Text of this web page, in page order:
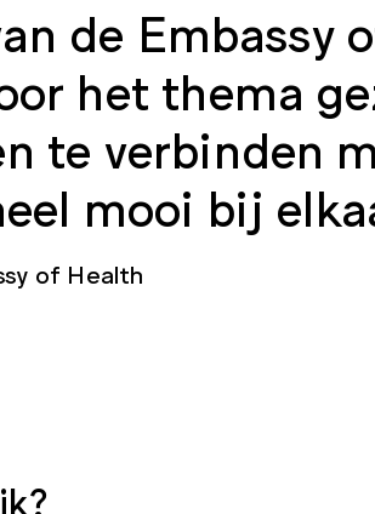
de Embassy
het thema
te verbinden
mooi bij
of Health